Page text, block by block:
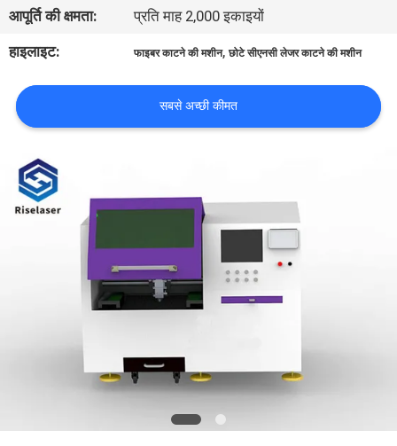
गुणवत्ता
संपर्क
करें
एक
РУССКИЙ
САЙТ
आपूर्ति की क्षमता:
प्रति माह 2,000 इकाइयों
हाइलाइट:
फाइबर काटने की मशीन,छोटे सीएनसी लेजर काटने की मशीन
सबसे अच्छी कीमत